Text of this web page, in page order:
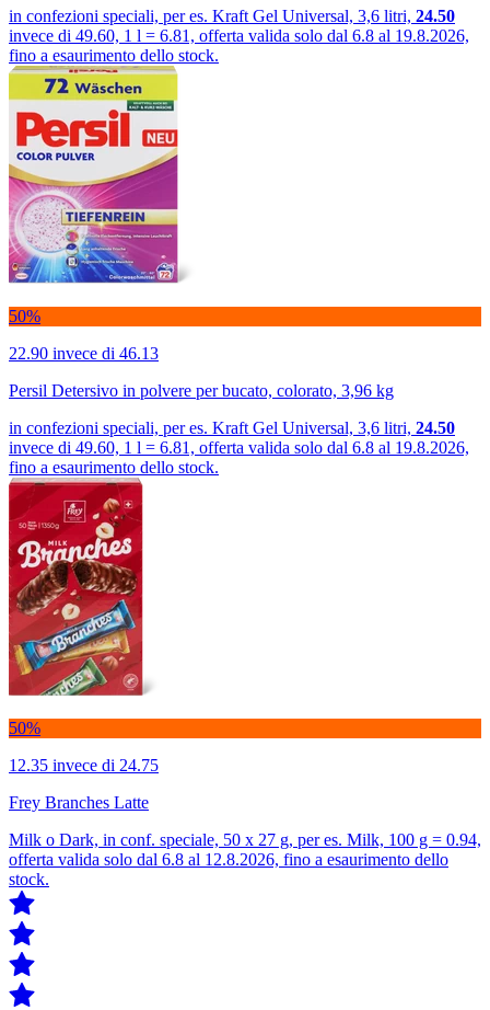
in confezioni speciali, per es. Kraft Gel Universal, 3,6 litri, 24.50
invece di 49.60, 1 l = 6.81, offerta valida solo dal 6.8 al 19.8.2026,
fino a esaurimento dello stock.
50%
22.90 invece di 46.13
Persil Detersivo in polvere per bucato, colorato, 3,96 kg
in confezioni speciali, per es. Kraft Gel Universal, 3,6 litri, 24.50
invece di 49.60, 1 l = 6.81, offerta valida solo dal 6.8 al 19.8.2026,
fino a esaurimento dello stock.
50%
12.35 invece di 24.75
Frey Branches Latte
Milk o Dark, in conf. speciale, 50 x 27 g, per es. Milk, 100 g = 0.94,
offerta valida solo dal 6.8 al 12.8.2026, fino a esaurimento dello
stock.